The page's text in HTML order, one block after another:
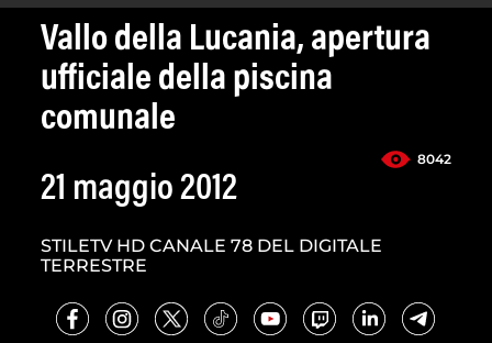
Vallo della Lucania, apertura
ufficiale della piscina
comunale
8042
21 maggio 2012
STILETV HD CANALE 78 DEL DIGITALE
TERRESTRE